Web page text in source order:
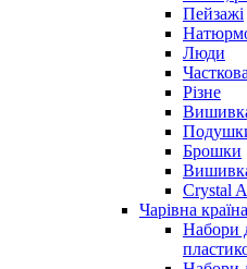
Пейзажі
Люди
Різне
Брошки
Crystal
Чарівна
Набори